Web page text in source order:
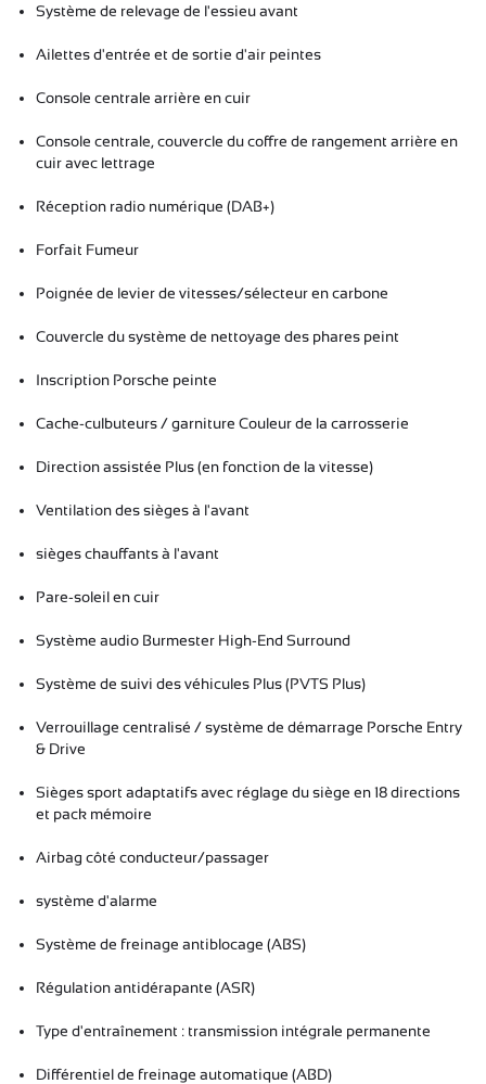
Système de relevage de l'essieu avant
Ailettes d'entrée et de sortie d'air peintes
Console centrale arrière en cuir
Console centrale, couvercle du coffre de rangement arrière en
cuir avec lettrage
Réception radio numérique (DAB+)
Forfait Fumeur
Poignée de levier de vitesses/sélecteur en carbone
Couvercle du système de nettoyage des phares peint
Inscription Porsche peinte
Cache-culbuteurs / garniture Couleur de la carrosserie
Direction assistée Plus (en fonction de la vitesse)
Ventilation des sièges à l'avant
sièges chauffants à l'avant
Pare-soleil en cuir
Système audio Burmester High-End Surround
Système de suivi des véhicules Plus (PVTS Plus)
Verrouillage centralisé / système de démarrage Porsche Entry
& Drive
Sièges sport adaptatifs avec réglage du siège en 18 directions
et pack mémoire
Airbag côté conducteur/passager
système d'alarme
Système de freinage antiblocage (ABS)
Régulation antidérapante (ASR)
Type d'entraînement : transmission intégrale permanente
Différentiel de freinage automatique (ABD)